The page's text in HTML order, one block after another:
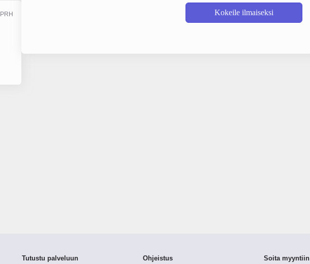
Kokeile ilmaiseksi
Tutustu palveluun Ohjeistus Soita myyntiin